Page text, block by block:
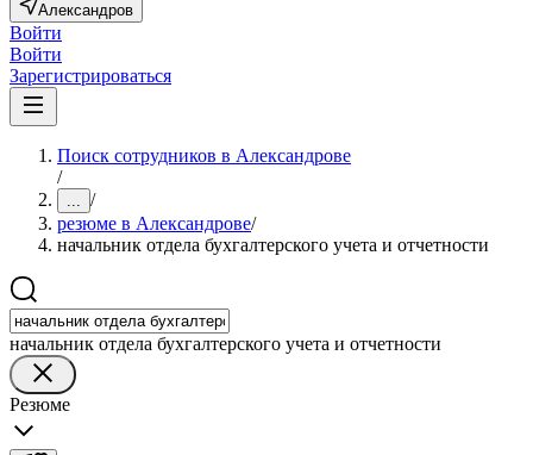
Александров
Войти
Войти
Зарегистрироваться
Поиск сотрудников в Александрове
/
... /
резюме в Александрове/
начальник отдела бухгалтерского учета и отчетности
начальник отдела бухгалтерского учета и отчетности
Резюме